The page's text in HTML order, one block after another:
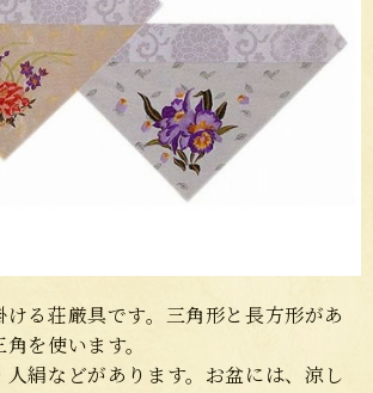
る荘厳具です。三角形と長方形があ
を使います。
絹などがあります。お盆には、涼し